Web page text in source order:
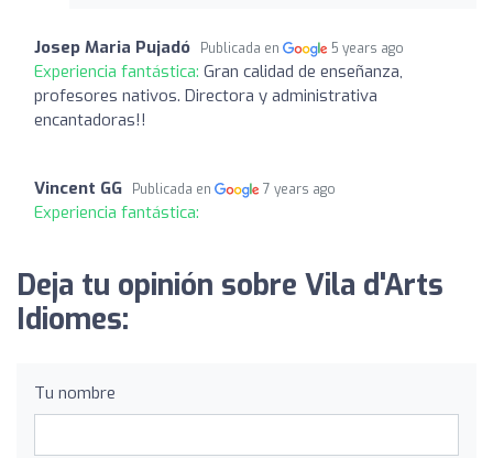
Josep Maria Pujadó Publicada en 5 years ago
Experiencia fantástica: Gran calidad de enseñanza,
profesores nativos. Directora y administrativa
encantadoras!!
Vincent GG Publicada en 7 years ago
Experiencia fantástica:
Deja tu opinión sobre Vila d'Arts
Idiomes:
Tu nombre